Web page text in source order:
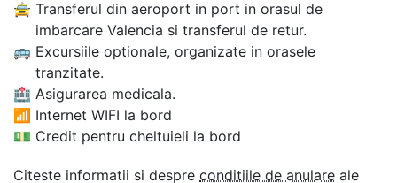
🚖 Transferul din aeroport in port in orasul de
imbarcare Valencia si transferul de retur.
🚌 Excursiile optionale, organizate in orasele
tranzitate.
🏥 Asigurarea medicala.
📶 Internet WIFI la bord
💵 Credit pentru cheltuieli la bord
Citeste informatii si despre conditiile de anulare ale